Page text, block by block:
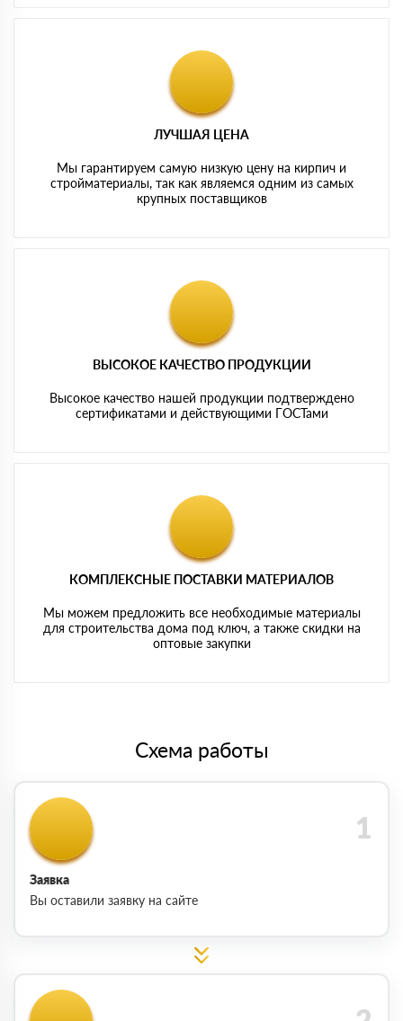
ЛУЧШАЯ ЦЕНА
Мы гарантируем самую низкую цену на кирпич и
стройматериалы, так как являемся одним из самых
крупных поставщиков
ВЫСОКОЕ КАЧЕСТВО ПРОДУКЦИИ
Высокое качество нашей продукции подтверждено
сертификатами и действующими ГОСТами
КОМПЛЕКСНЫЕ ПОСТАВКИ МАТЕРИАЛОВ
Мы можем предложить все необходимые материалы
для строительства дома под ключ, а также скидки на
оптовые закупки
Схема работы
Заявка
Вы оставили заявку на сайте